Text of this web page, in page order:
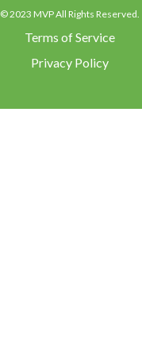
© 2023 MVP All Rights Reserved.
Terms of Service
Privacy Policy